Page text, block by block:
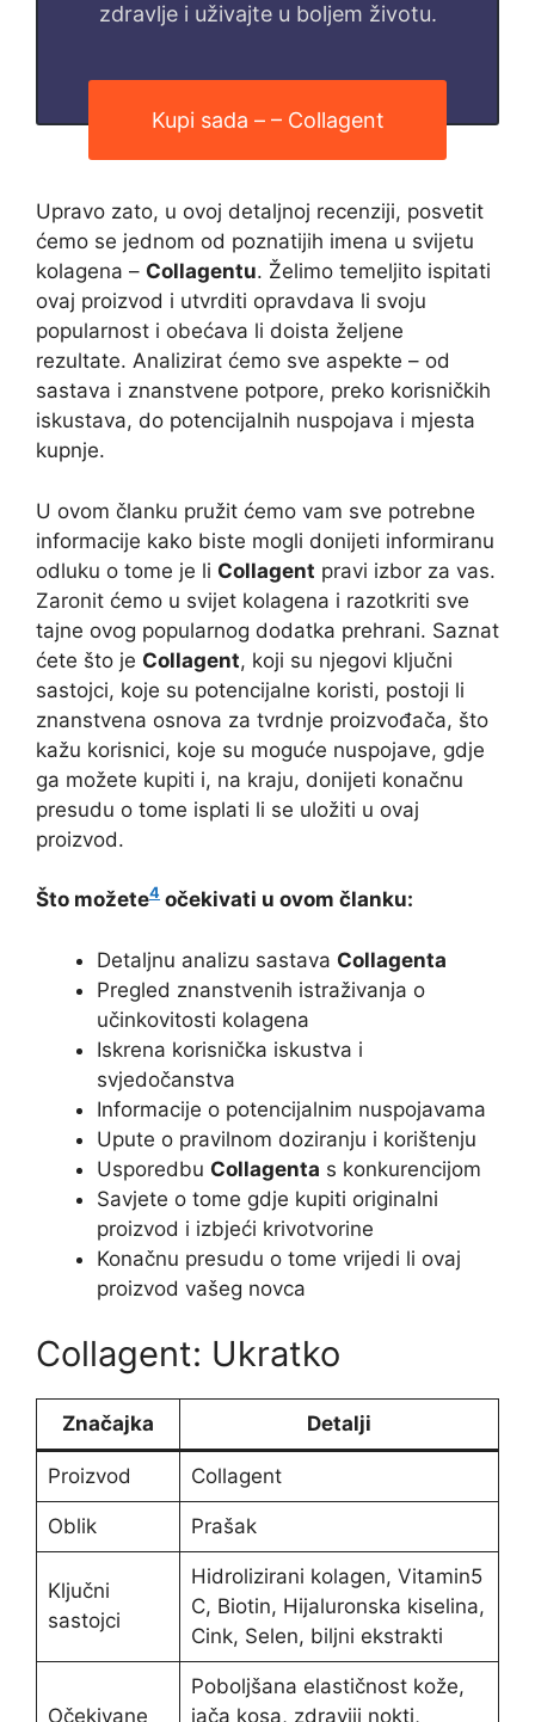
zdravlje i uživajte u boljem životu.
Kupi sada – – Collagent
Upravo zato, u ovoj detaljnoj recenziji, posvetit
ćemo se jednom od poznatijih imena u svijetu
kolagena – Collagentu. Želimo temeljito ispitati
ovaj proizvod i utvrditi opravdava li svoju
popularnost i obećava li doista željene
rezultate. Analizirat ćemo sve aspekte – od
sastava i znanstvene potpore, preko korisničkih
iskustava, do potencijalnih nuspojava i mjesta
kupnje.
U ovom članku pružit ćemo vam sve potrebne
informacije kako biste mogli donijeti informiranu
odluku o tome je li Collagent pravi izbor za vas.
Zaronit ćemo u svijet kolagena i razotkriti sve
tajne ovog popularnog dodatka prehrani. Saznat
ćete što je Collagent, koji su njegovi ključni
sastojci, koje su potencijalne koristi, postoji li
znanstvena osnova za tvrdnje proizvođača, što
kažu korisnici, koje su moguće nuspojave, gdje
ga možete kupiti i, na kraju, donijeti konačnu
presudu o tome isplati li se uložiti u ovaj
proizvod.
Što možete4 očekivati u ovom članku:
Detaljnu analizu sastava Collagenta
Pregled znanstvenih istraživanja o
učinkovitosti kolagena
Iskrena korisnička iskustva i
svjedočanstva
Informacije o potencijalnim nuspojavama
Upute o pravilnom doziranju i korištenju
Usporedbu Collagenta s konkurencijom
Savjete o tome gdje kupiti originalni
proizvod i izbjeći krivotvorine
Konačnu presudu o tome vrijedi li ovaj
proizvod vašeg novca
Collagent: Ukratko
Značajka Detalji
Proizvod Collagent
Oblik Prašak
Ključni
sastojci
Hidrolizirani kolagen, Vitamin5
C, Biotin, Hijaluronska kiselina,
Cink, Selen, biljni ekstrakti
Očekivane
Poboljšana elastičnost kože,
jača kosa, zdraviji nokti,